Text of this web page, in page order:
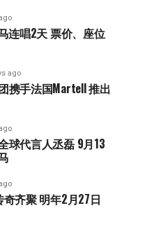
连唱2天 票价、座位
ago
携手法国Martell 推出
球代言人丞磊 9月13
⻬聚 明年2月27日